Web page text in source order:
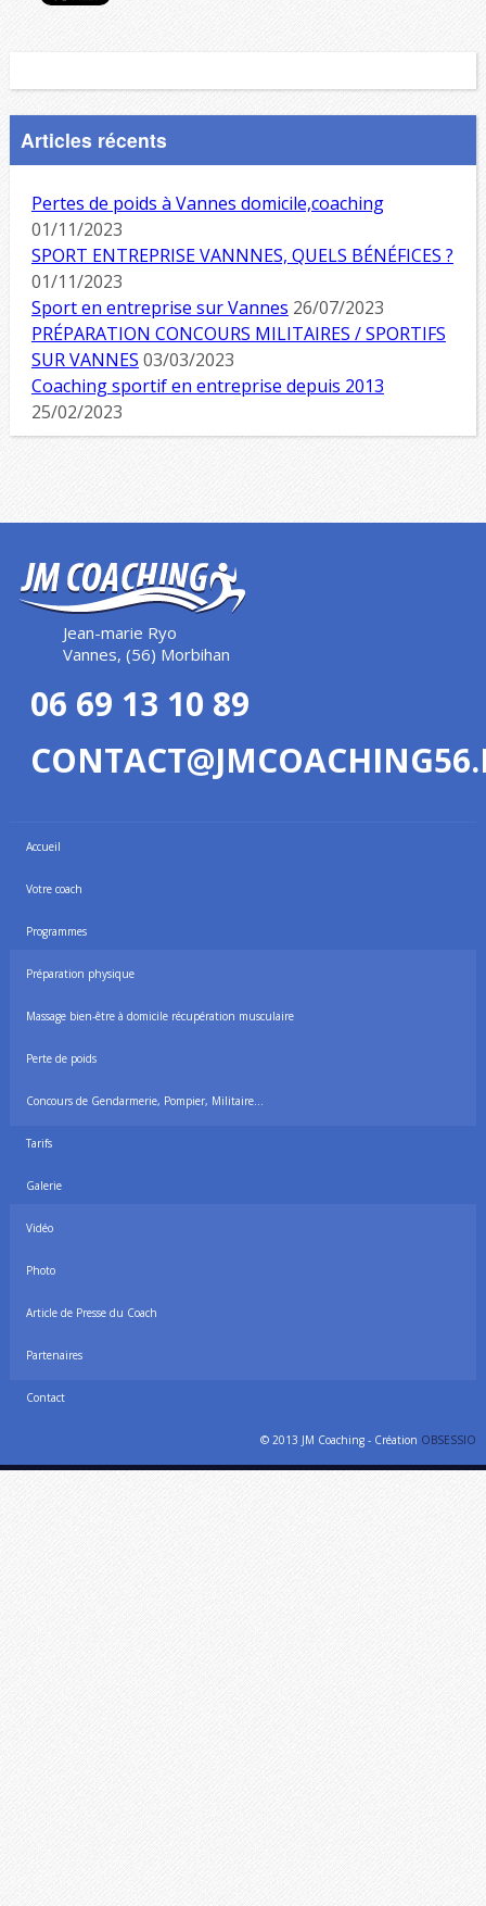
Articles récents
Pertes de poids à Vannes domicile,coaching
01/11/2023
SPORT ENTREPRISE VANNNES, QUELS BÉNÉFICES ?
01/11/2023
Sport en entreprise sur Vannes 26/07/2023
PRÉPARATION CONCOURS MILITAIRES / SPORTIFS
SUR VANNES 03/03/2023
Coaching sportif en entreprise depuis 2013
25/02/2023
Jean-marie Ryo
Vannes, (56) Morbihan
06 69 13 10 89
Accueil
Votre coach
Programmes
Préparation physique
Massage bien-être à domicile récupération musculaire
Perte de poids
Concours de Gendarmerie, Pompier, Militaire…
Tarifs
Galerie
Vidéo
Photo
Article de Presse du Coach
Partenaires
Contact
© 2013 JM Coaching - Création OBSESSIO